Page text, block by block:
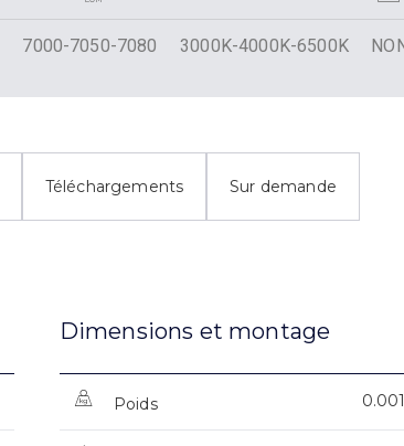
7000-7050-7080 3000K-4000K-6500K
Téléchargements Sur demande
Dimensions et montage
Poids